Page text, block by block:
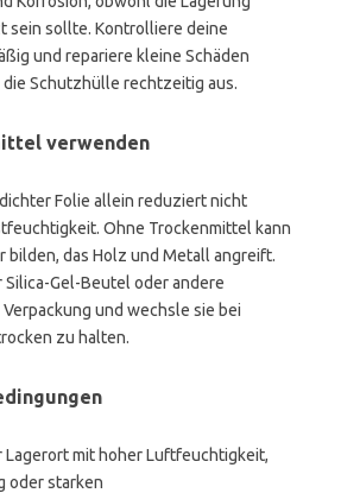
sein sollte. Kontrolliere deine
und repariere kleine Schäden
Schutzhülle rechtzeitig aus.
verwenden
Folie allein reduziert nicht
Ohne Trockenmittel kann
bilden, das Holz und Metall angreift.
Silica-Gel-Beutel oder andere
und wechsle sie bei
zu halten.
Lagerort mit hoher Luftfeuchtigkeit,
oder starken